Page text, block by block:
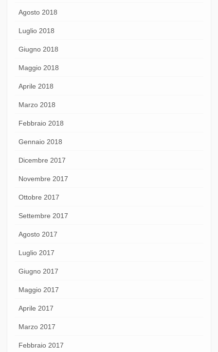
Agosto 2018
Luglio 2018
Giugno 2018
Maggio 2018
Aprile 2018
Marzo 2018
Febbraio 2018
Gennaio 2018
Dicembre 2017
Novembre 2017
Ottobre 2017
Settembre 2017
Agosto 2017
Luglio 2017
Giugno 2017
Maggio 2017
Aprile 2017
Marzo 2017
Febbraio 2017